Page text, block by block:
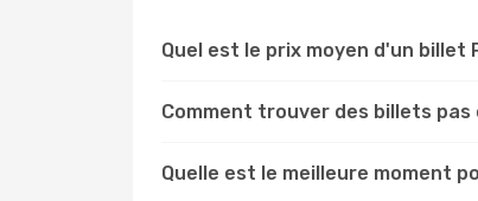
Quel est le prix moyen d'un billet
Comment trouver des billets pas
Quelle est le meilleure moment